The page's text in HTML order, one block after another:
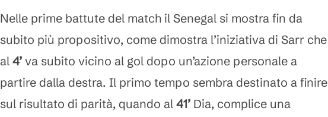
Nelle prime battute del match il Senegal si mostra fin da
subito più propositivo, come dimostra l’iniziativa di Sarr che
al 4’ va subito vicino al gol dopo un’azione personale a
partire dalla destra. Il primo tempo sembra destinato a finire
sul risultato di parità, quando al 41’ Dia, complice una